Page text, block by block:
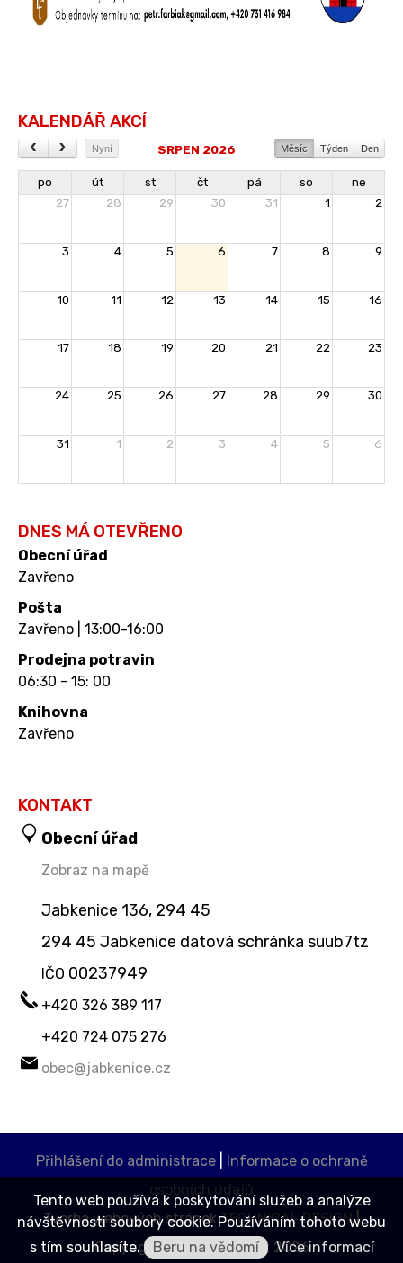
Tento web používá k poskytování služeb a analýze
návštěvnosti soubory cookie. Používáním tohoto webu
s tím souhlasíte.
Beru na vědomí Více informací
KALENDÁŘ AKCÍ
Nyní Měsíc Týden Den
SRPEN 2026
po út st čt pá so
ne
27
28 29 30 31 1 2
3 4 5 6 7 8 9
10 11 12 13 14 15 16
17 18 19 20 21 22 23
24 25 26 27 28 29 30
31 1 2 3 4 5 6
DNES MÁ OTEVŘENO
Obecní úřad
Zavřeno
Pošta
Zavřeno | 13:00-16:00
Prodejna potravin
06:30 - 15: 00
Knihovna
Zavřeno
KONTAKT
Obecní úřad
Zobraz na mapě
Jabkenice 136, 294 45
294 45 Jabkenice datová schránka suub7tz
IČO 00237949
+420 326 389 117
+420 724 075 276
obec@jabkenice.cz
Přihlášení do administrace| Informace o ochraně
osobních údajů
Tvorba webových stránekTECHNICAL DESIGN|
Copyright © Jabkenice.cz 2026